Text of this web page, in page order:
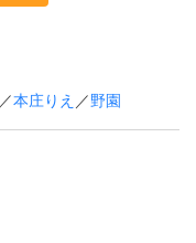
／本庄りえ ／野園